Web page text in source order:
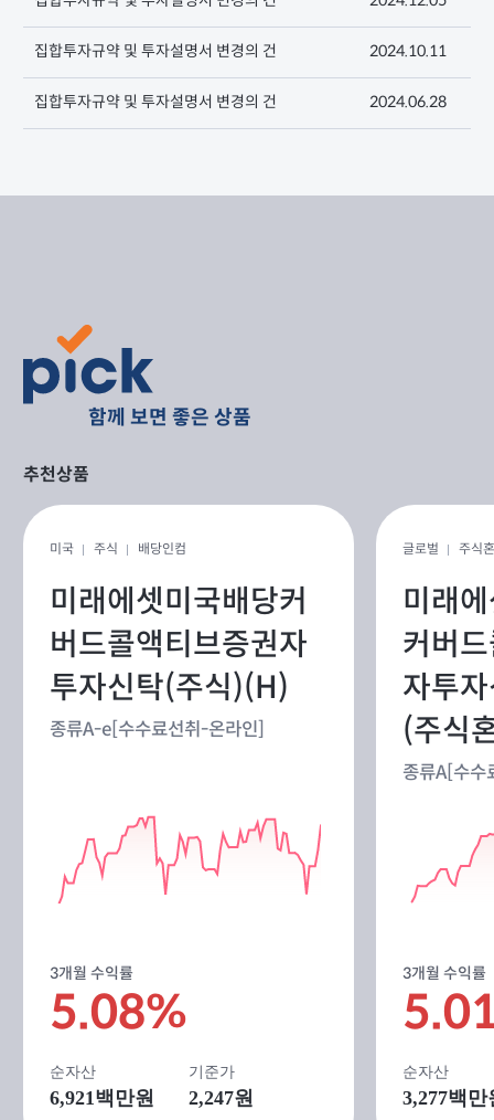
집합투자규약 및 투자설명서 변경의 건 2024.10.11
집합투자규약 및 투자설명서 변경의 건 2024.06.28
함께 보면 좋은 상품
추천상품
미국 주식 배당인컴
미래에셋미국배당커
버드콜액티브증권자
투자신탁(주식)(H)
종류A-e[수수료선취-온라인]
3개월 수익률
5.08%
순자산
6,921 백만원
기준가
2,247원
글로벌 주식
미래
커버
자투
(주식
종류A[수수
3개월 수익률
순자산
3,277백만